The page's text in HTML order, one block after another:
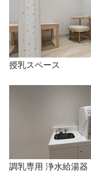
授乳スペース
調乳専用 浄水給湯器